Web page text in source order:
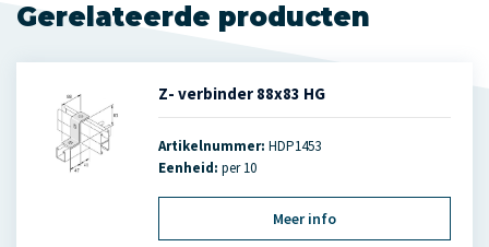
Gerelateerde producten
Z- verbinder 88x83 HG
Artikelnummer: HDP1453
Eenheid: per 10
Meer info